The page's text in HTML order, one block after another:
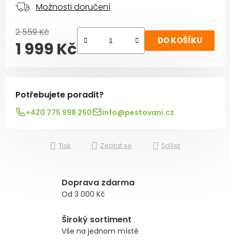
Možnosti doručení
2 559 Kč
1 999 Kč DO KOŠÍKU
Potřebujete poradit?
+420 775 998 260 info@pestovani.cz
Tisk Zeptat se Sdílet
Doprava zdarma
Od 3 000 Kč
Široký sortiment
Vše na jednom místě